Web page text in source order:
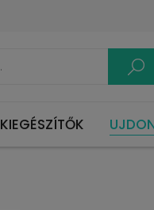
KIEGÉSZÍTŐK